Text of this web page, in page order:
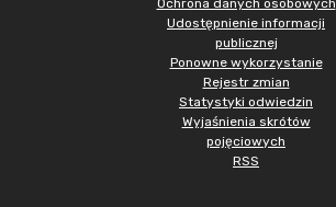
Ochrona danych osobowych
Udostępnienie informacji
publicznej
Ponowne wykorzystanie
Rejestr zmian
Statystyki odwiedzin
Wyjaśnienia skrótów
pojęciowych
RSS